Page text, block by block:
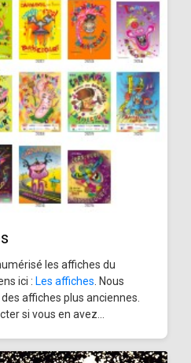
les affiches du
ici : Les affiches. Nous
affiches plus anciennes.
si vous en avez...